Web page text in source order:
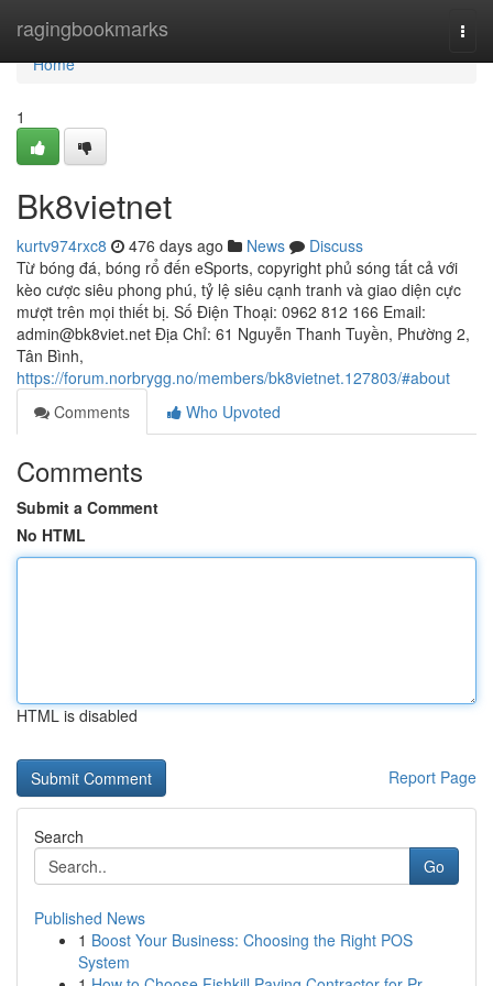
ragingbookmarks
Home
Home
1
Bk8vietnet
kurtv974rxc8 476 days ago News
Discuss
Từ bóng đá, bóng rổ đến eSports, copyright phủ sóng tất cả với
kèo cược siêu phong phú, tỷ lệ siêu cạnh tranh và giao diện cực
mượt trên mọi thiết bị. Số Điện Thoại: 0962 812 166 Email:
admin@bk8viet.net Địa Chỉ: 61 Nguyễn Thanh Tuyền, Phường 2,
Tân Bình,
https://forum.norbrygg.no/members/bk8vietnet.127803/#about
Comments
Who Upvoted
Comments
Submit a Comment
No HTML
HTML is disabled
Report Page
Search
Go
Published News
1 Boost Your Business: Choosing the Right POS
System